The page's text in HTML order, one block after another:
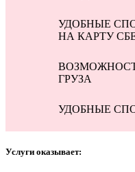
УДОБНЫЕ
НА КАРТУ
ГРУЗА
УДОБНЫЕ
Услуги оказывает: